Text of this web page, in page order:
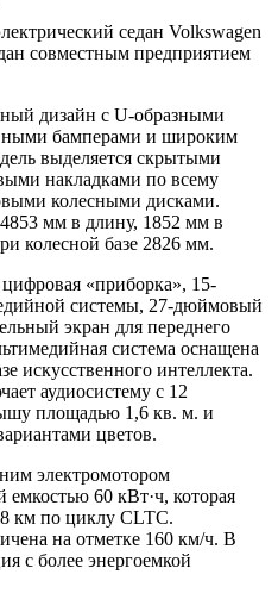
седан Volkswagen
совместным предприятием
дизайн с U-образными
бамперами и широким
выделяется скрытыми
накладками по всему
колесными дисками.
мм в длину, 1852 мм в
колесной базе 2826 мм.
«приборка», 15-
системы, 27-дюймовый
экран для переднего
система оснащена
искусственного интеллекта.
аудиосистему с 12
площадью 1,6 кв. м. и
цветов.
электромотором
60 кВт·ч, которая
км по циклу CLTC.
на отметке 160 км/ч. В
с более энергоемкой